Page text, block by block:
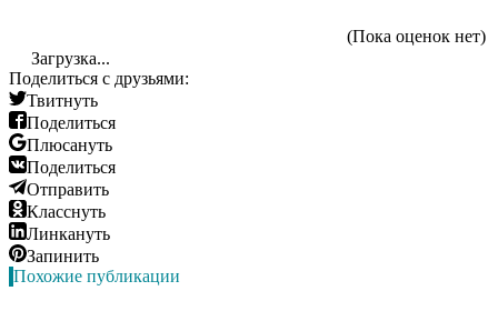
(Пока оценок нет)
Загрузка...
Поделиться с друзьями:
Твитнуть
Поделиться
Плюсануть
Поделиться
Отправить
Класснуть
Линкануть
Запинить
Похожие публикации